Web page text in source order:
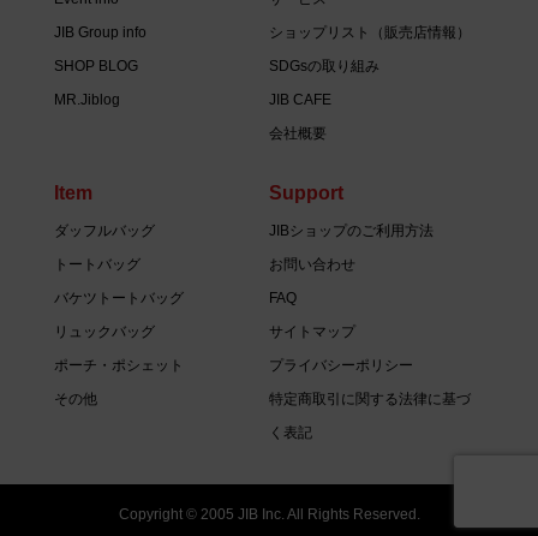
JIB Group info
SHOP BLOG
MR.Jiblog
ショップリスト（販売店情報）
SDGsの取り組み
JIB CAFE
会社概要
Item
ダッフルバッグ
トートバッグ
バケツトートバッグ
リュックバッグ
ポーチ・ポシェット
その他
Support
JIBショップのご利用方法
お問い合わせ
FAQ
サイトマップ
プライバシーポリシー
特定商取引に関する法律に基づ
く表記
Copyright © 2005 JIB Inc. All Rights Reserved.